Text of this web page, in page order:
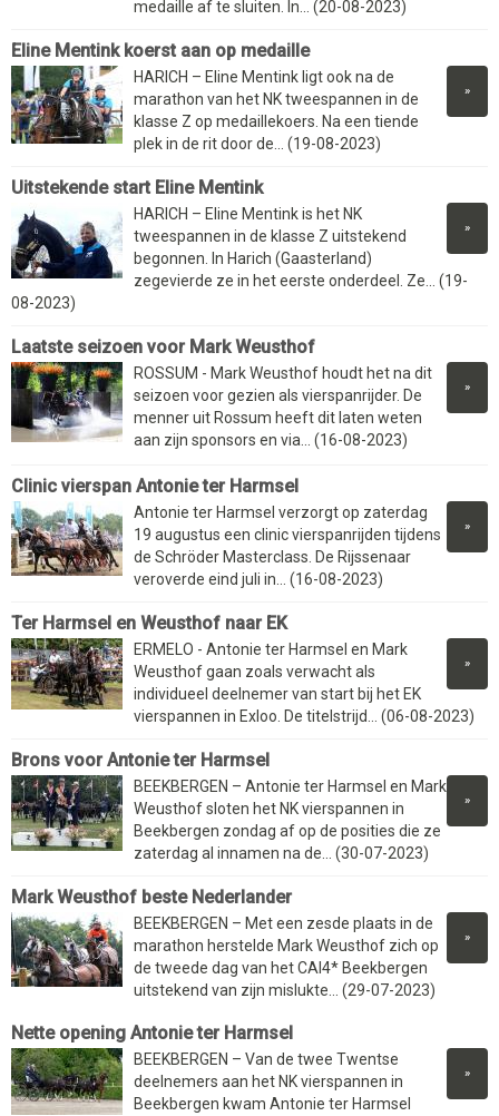
medaille af te sluiten. In... (20-08-2023)
Eline Mentink koerst aan op medaille
»
HARICH – Eline Mentink ligt ook na de
marathon van het NK tweespannen in de
klasse Z op medaillekoers. Na een tiende
plek in de rit door de... (19-08-2023)
Uitstekende start Eline Mentink
»
HARICH – Eline Mentink is het NK
tweespannen in de klasse Z uitstekend
begonnen. In Harich (Gaasterland)
zegevierde ze in het eerste onderdeel. Ze... (19-
08-2023)
Laatste seizoen voor Mark Weusthof
»
ROSSUM - Mark Weusthof houdt het na dit
seizoen voor gezien als vierspanrijder. De
menner uit Rossum heeft dit laten weten
aan zijn sponsors en via... (16-08-2023)
Clinic vierspan Antonie ter Harmsel
»
Antonie ter Harmsel verzorgt op zaterdag
19 augustus een clinic vierspanrijden tijdens
de Schröder Masterclass. De Rijssenaar
veroverde eind juli in... (16-08-2023)
Ter Harmsel en Weusthof naar EK
»
ERMELO - Antonie ter Harmsel en Mark
Weusthof gaan zoals verwacht als
individueel deelnemer van start bij het EK
vierspannen in Exloo. De titelstrijd... (06-08-2023)
Brons voor Antonie ter Harmsel
»
BEEKBERGEN – Antonie ter Harmsel en Mark
Weusthof sloten het NK vierspannen in
Beekbergen zondag af op de posities die ze
zaterdag al innamen na de... (30-07-2023)
Mark Weusthof beste Nederlander
»
BEEKBERGEN – Met een zesde plaats in de
marathon herstelde Mark Weusthof zich op
de tweede dag van het CAI4* Beekbergen
uitstekend van zijn mislukte... (29-07-2023)
Nette opening Antonie ter Harmsel
»
BEEKBERGEN – Van de twee Twentse
deelnemers aan het NK vierspannen in
Beekbergen kwam Antonie ter Harmsel